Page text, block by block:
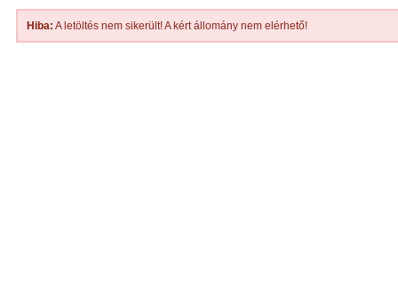
Hiba: A letöltés nem sikerült! A kért állomány nem elérhető!